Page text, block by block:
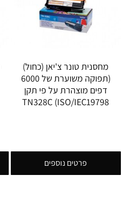
מחסנית טונר צ'יאן (כחול)
(תפוקה משוערת של 6000
דפים מוצהרת על פי תקן
ISO/IEC19798) TN328C
פרטים נוספים